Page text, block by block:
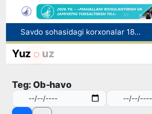
Nukus shahriga yangi prokuror tayinlandi
Migratsiya agentligida 1 mlrd so‘mdan ortiq mablag‘ talon-toroj qilingani fosh etildi
Savdo sohasidagi korxonalar 18,8 trln so‘mdan ortiq soliq to‘ladi
Yuz uz
Teg: Ob-havo